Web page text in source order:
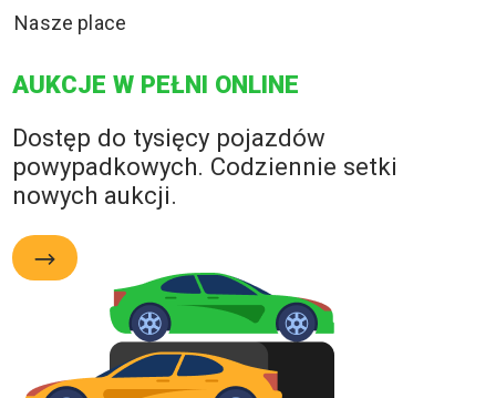
Nasze place
AUKCJE W PEŁNI ONLINE
Dostęp do tysięcy pojazdów
powypadkowych. Codziennie setki
nowych aukcji.